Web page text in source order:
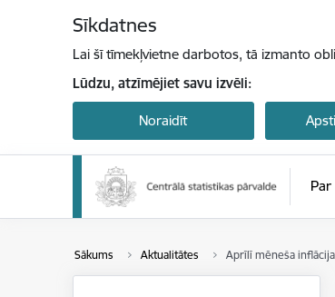
Sīkdatnes
Lai šī tīmekļvietne darbotos, tā izmanto
Lūdzu, atzīmējiet savu izvēli:
Noraidīt
Sākums Aktualitātes Aprīlī mēneša